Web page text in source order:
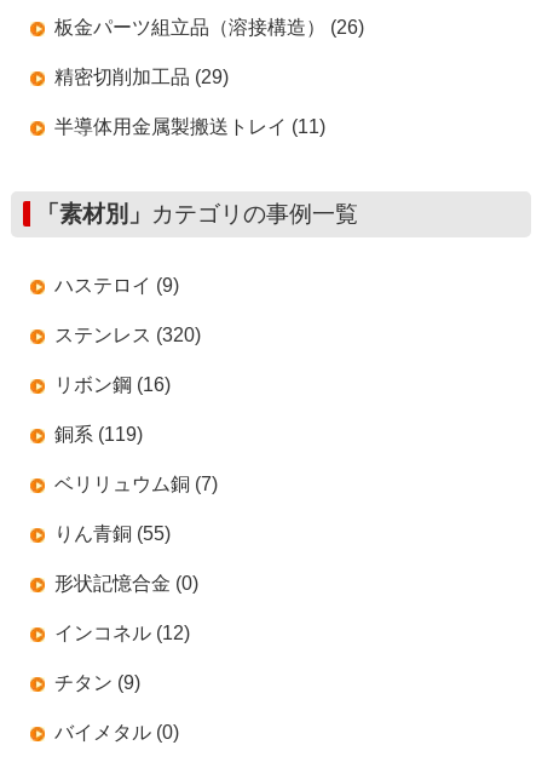
板金パーツ組立品（溶接構造） (26)
精密切削加工品 (29)
半導体用金属製搬送トレイ (11)
「素材別」 カテゴリの事例一覧
ハステロイ (9)
ステンレス (320)
リボン鋼 (16)
銅系 (119)
ベリリュウム銅 (7)
りん青銅 (55)
形状記憶合金 (0)
インコネル (12)
チタン (9)
バイメタル (0)